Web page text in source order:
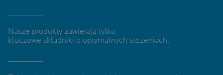
Nasze produkty zawierają tylko
kluczowe składniki o optymalnych stężeniach.